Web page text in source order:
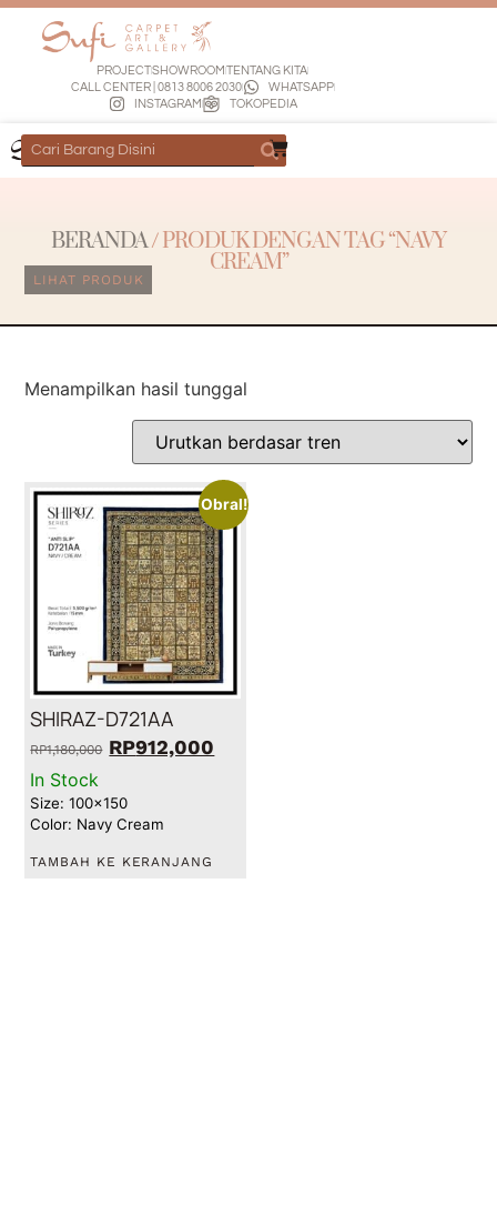
PROJECTSHOWROOMTENTANG KITA
CALL CENTER | 0813 8006 2030
WHATSAPP
INSTAGRAM
TOKOPEDIA
BERANDA/ PRODUK DENGAN TAG “NAVY
CREAM”
LIHAT PRODUK
Menampilkan hasil tunggal
Obral!
SHIRAZ-D721AA
RP1,180,000 RP912,000
In Stock
Size: 100x150
Color: Navy Cream
TAMBAH KE KERANJANG